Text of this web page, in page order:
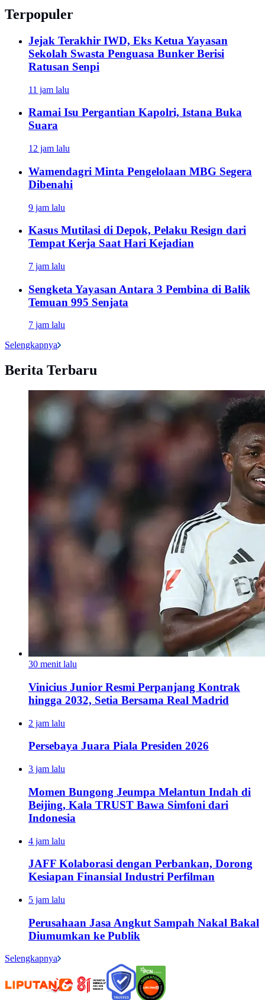
Terpopuler
Jejak Terakhir IWD, Eks Ketua Yayasan
Sekolah Swasta Penguasa Bunker Berisi
Ratusan Senpi
11 jam lalu
Ramai Isu Pergantian Kapolri, Istana Buka
Suara
12 jam lalu
Wamendagri Minta Pengelolaan MBG Segera
Dibenahi
9 jam lalu
Kasus Mutilasi di Depok, Pelaku Resign dari
Tempat Kerja Saat Hari Kejadian
7 jam lalu
Sengketa Yayasan Antara 3 Pembina di Balik
Temuan 995 Senjata
7 jam lalu
Selengkapnya
Berita Terbaru
30 menit lalu
Vinicius Junior Resmi Perpanjang Kontrak
hingga 2032, Setia Bersama Real Madrid
2 jam lalu
Persebaya Juara Piala Presiden 2026
3 jam lalu
Momen Bungong Jeumpa Melantun Indah di
Beijing, Kala TRUST Bawa Simfoni dari
Indonesia
4 jam lalu
JAFF Kolaborasi dengan Perbankan, Dorong
Kesiapan Finansial Industri Perfilman
5 jam lalu
Perusahaan Jasa Angkut Sampah Nakal Bakal
Diumumkan ke Publik
Selengkapnya